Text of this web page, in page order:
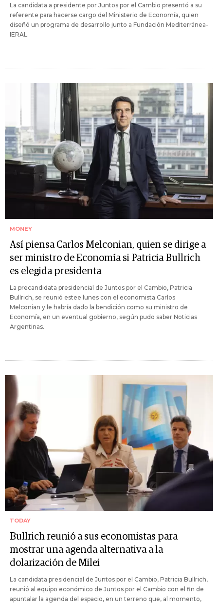
La candidata a presidente por Juntos por el Cambio presentó a su
referente para hacerse cargo del Ministerio de Economía, quien
diseñó un programa de desarrollo junto a Fundación Mediterránea-
IERAL.
MONEY
Así piensa Carlos Melconian, quien se dirige a
ser ministro de Economía si Patricia Bullrich
es elegida presidenta
La precandidata presidencial de Juntos por el Cambio, Patricia
Bullrich, se reunió estee lunes con el economista Carlos
Melconian y le habría dado la bendición como su ministro de
Economía, en un eventual gobierno, según pudo saber Noticias
Argentinas.
TODAY
Bullrich reunió a sus economistas para
mostrar una agenda alternativa a la
dolarización de Milei
La candidata presidencial de Juntos por el Cambio, Patricia Bullrich,
reunió al equipo económico de Juntos por el Cambio con el fin de
apuntalar la agenda del espacio, en un terreno que, al momento,